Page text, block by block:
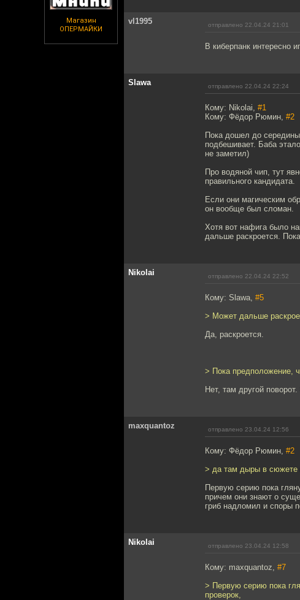
Магазин
ОПЕРМАЙКИ
vl1995 отправлено 22.04.24 21:01
В киберпанк интересно
Slawa отправлено 22.04.24 22:24
Кому: Nikolai, #1
Кому: Фёдор Рюмин, #2
Пока дошел до
подбешивает. Баба
не заметил)
Про водяной чип, тут
правильного кандидата.
Если они магическим
он вообще был сломан.
Хотя вот нафига было
дальше раскроется.
Nikolai отправлено 22.04.24 22:52
Кому: Slawa, #5
> Может дальше
Да, раскроется.
> Пока предположение,
Нет, там другой
maxquantoz отправлено 23.04.24 12:56
Кому: Фёдор Рюмин, #2
> да там дыры в сюжете
Первую серию пока
причем они знают о
гриб надломил и споры
Nikolai отправлено 23.04.24 12:58
Кому: maxquantoz, #7
> Первую серию пока
проверок,